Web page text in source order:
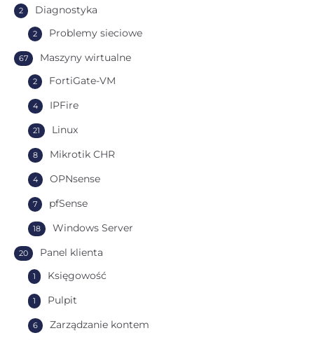
Diagnostyka
2
Problemy sieciowe
2
Maszyny wirtualne
67
FortiGate-VM
2
IPFire
4
Linux
21
Mikrotik CHR
8
OPNsense
4
pfSense
7
Windows Server
18
Panel klienta
20
Księgowość
1
Pulpit
1
Zarządzanie kontem
6